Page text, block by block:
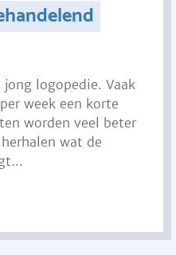
logopedie. Vaak
week een korte
worden veel beter
wat de